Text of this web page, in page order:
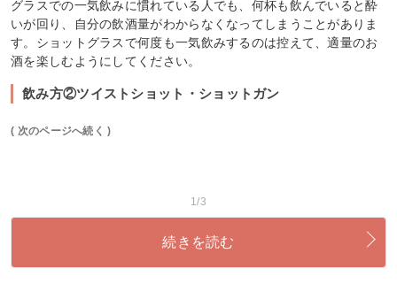
グラスでの一気飲みに慣れている人でも、何杯も飲んでいると酔
いが回り、自分の飲酒量がわからなくなってしまうことがありま
す。ショットグラスで何度も一気飲みするのは控えて、適量のお
酒を楽しむようにしてください。
飲み方②ツイストショット・ショットガン
( 次のページへ続く )
1/3
続きを読む